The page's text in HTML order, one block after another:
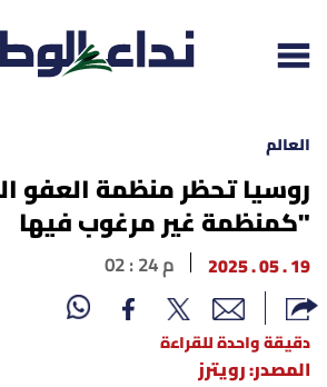
إقرأ الجريدة
لبنان
الغلاف
العالم
روسيا تحظر منظمة العفو
"كمنظمة غير مرغوب فيها
19 . 05 . 2025 02 : 24 م
دقيقة واحدة للقراءة
المصدر: رويترز